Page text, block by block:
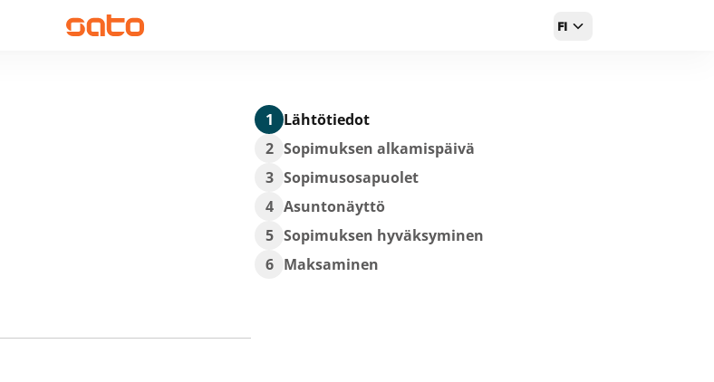
FI
1
Lähtötiedot
2 Sopimuksen alkamispäivä
3 Sopimusosapuolet
4 Asuntonäyttö
5 Sopimuksen hyväksyminen
6 Maksaminen